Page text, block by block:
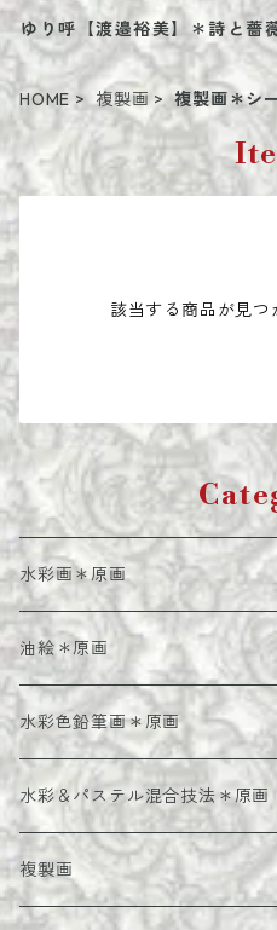
ゆり呼【渡邉裕美】＊詩と薔
＊ アートショ
HOME 複製画 複製画＊シ
該当する商品が見つ
水彩画＊原画
額装水彩画＊原画
油絵＊原画
額装油絵＊原画
水彩色鉛筆画＊原画
額装水彩色鉛筆画＊原画
水彩＆パステル混合技法＊原画
額装水彩＆パステル混合技法＊
複製画